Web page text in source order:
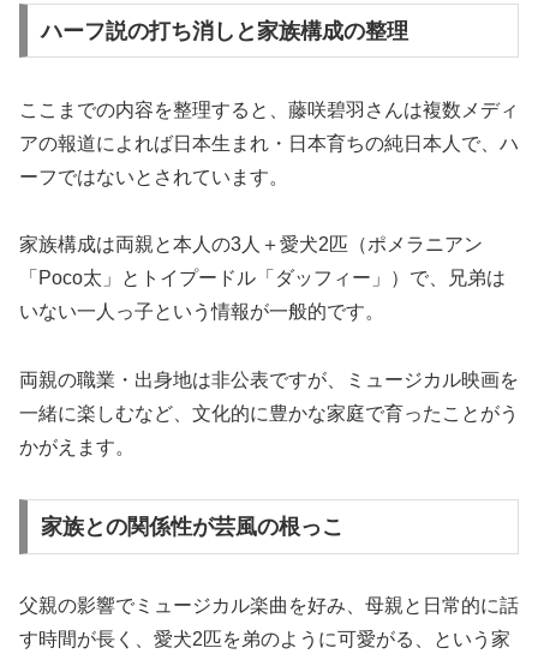
ハーフ説の打ち消しと家族構成の整理
ここまでの内容を整理すると、藤咲碧羽さんは複数メディ
アの報道によれば日本生まれ・日本育ちの純日本人で、ハ
ーフではないとされています。
家族構成は両親と本人の3人＋愛犬2匹（ポメラニアン
「Poco太」とトイプードル「ダッフィー」）で、兄弟は
いない一人っ子という情報が一般的です。
両親の職業・出身地は非公表ですが、ミュージカル映画を
一緒に楽しむなど、文化的に豊かな家庭で育ったことがう
かがえます。
家族との関係性が芸風の根っこ
父親の影響でミュージカル楽曲を好み、母親と日常的に話
す時間が長く、愛犬2匹を弟のように可愛がる、という家